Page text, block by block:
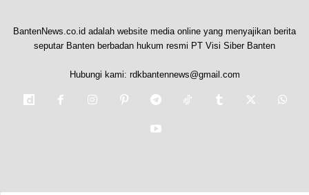
BantenNews.co.id adalah website media online yang menyajikan berita
seputar Banten berbadan hukum resmi PT Visi Siber Banten
Hubungi kami: rdkbantennews@gmail.com